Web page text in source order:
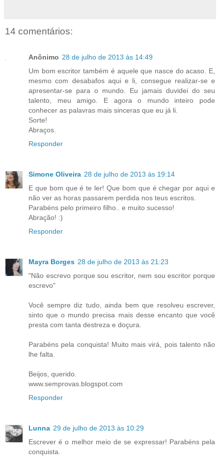
14 comentários:
Anônimo 28 de julho de 2013 às 14:49
Um bom escritor também é aquele que nasce do acaso. E,
mesmo com desabafos aqui e li, consegue realizar-se e
apresentar-se para o mundo. Eu jamais duvidei do seu
talento, meu amigo. E agora o mundo inteiro pode
conhecer as palavras mais sinceras que eu já li.
Sorte!
Abraços.
Responder
Simone Oliveira 28 de julho de 2013 às 19:14
E que bom que é te ler! Que bom que é chegar por aqui e
não ver as horas passarem perdida nos teus escritos.
Parabéns pelo primeiro filho.. e muito sucesso!
Abração! :)
Responder
Mayra Borges 28 de julho de 2013 às 21:23
"Não escrevo porque sou escritor, nem sou escritor porque
escrevo"
Você sempre diz tudo, ainda bem que resolveu escrever,
sinto que o mundo precisa mais desse encanto que você
presta com tanta destreza e doçura.
Parabéns pela conquista! Muito mais virá, pois talento não
lhe falta.
Beijos, querido.
www.semprovas.blogspot.com
Responder
Lunna 29 de julho de 2013 às 10:29
Escrever é o melhor meio de se expressar! Parabéns pela
conquista.